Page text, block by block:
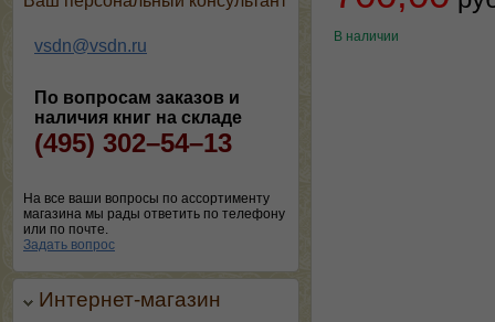
vsdn@vsdn.ru
По вопросам заказов и
наличия книг на складе
(495) 302–54–13
На все ваши вопросы по ассортименту
магазина мы рады ответить по телефону
или по почте.
Задать вопрос
Интернет-магазин
В наличии